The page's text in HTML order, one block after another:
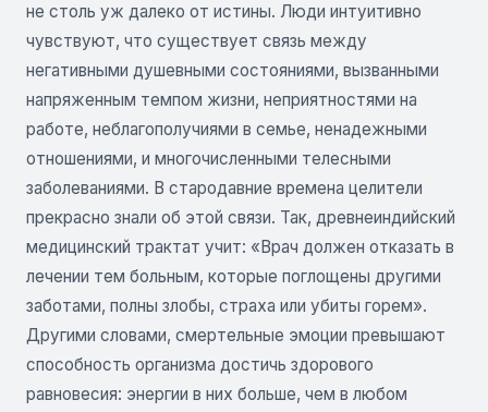
не столь уж далеко от истины. Люди интуитивно
чувствуют, что существует связь между
негативными душевными состояниями, вызванными
напряженным темпом жизни, неприятностями на
работе, неблагополучиями в семье, ненадежными
отношениями, и многочисленными телесными
заболеваниями. В стародавние времена целители
прекрасно знали об этой связи. Так, древнеиндийский
медицинский трактат учит: «Врач должен отказать в
лечении тем больным, которые поглощены другими
заботами, полны злобы, страха или убиты горем».
Другими словами, смертельные эмоции превышают
способность организма достичь здорового
равновесия: энергии в них больше, чем в любом